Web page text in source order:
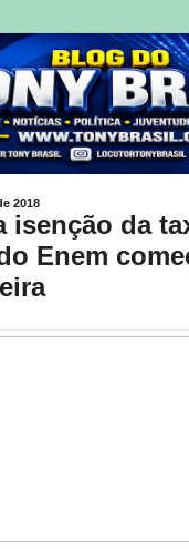
2018
isenção da
Enem